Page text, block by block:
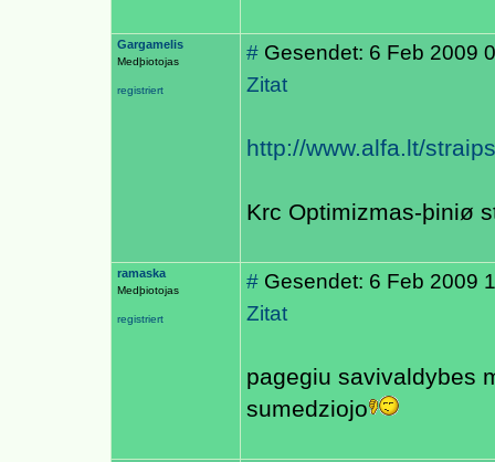
Gargamelis
Medþiotojas
registriert
# Gesendet: 6 Feb 2009
Zitat
http://www.alfa.lt/
Krc Optimizmas-þiniø
ramaska
Medþiotojas
registriert
# Gesendet: 6 Feb 2009
Zitat
pagegiu savivaldybes
sumedziojo